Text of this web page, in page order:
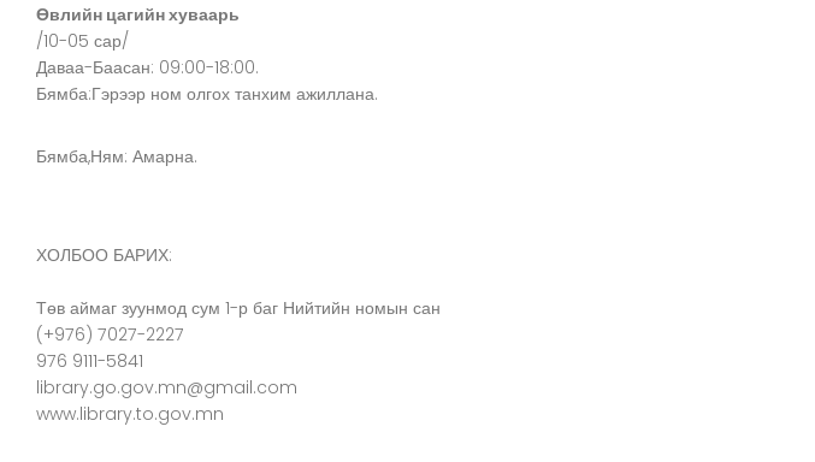
Өвлийн цагийн хуваарь
/10-05 сар/
Даваа-Баасан: 09:00-18:00.
Бямба:Гэрээр ном олгох танхим ажиллана.
Бямба,Ням: Амарна.
ХОЛБОО БАРИХ:
Төв аймаг зуунмод сум 1-р баг Нийтийн номын сан
(+976) 7027-2227
976 9111-5841
library.go.gov.mn@gmail.com
www.library.to.gov.mn